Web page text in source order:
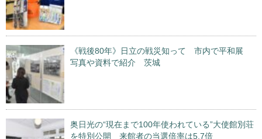
《戦後80年》日立の戦災知って 市内で平和展
写真や資料で紹介 茨城
奥日光の“現在まで100年使われている”大使館別荘
を特別公開 来館者の当選倍率は5.7倍